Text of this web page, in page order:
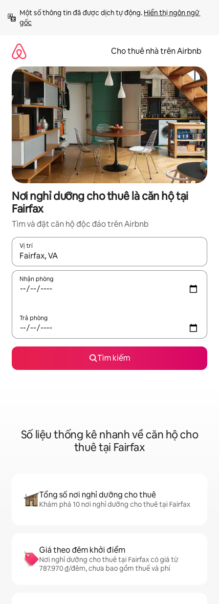
đến
Một số thông tin đã được dịch tự động. Hiển thị ngôn ngữ
gốc
Cho thuê nhà trên Airbnb
Nơi nghỉ dưỡng cho thuê là căn hộ tại
Fairfax
Tìm và đặt căn hộ độc đáo trên Airbnb
Vị trí
Khi có kết quả, hãy điều hướng bằng phím mũi tên lên và
Nhận phòng
Trả phòng
Tìm kiếm
Số liệu thống kê nhanh về căn hộ cho
thuê tại Fairfax
Tổng số nơi nghỉ dưỡng cho thuê
Khám phá 10 nơi nghỉ dưỡng cho thuê tại Fairfax
Giá theo đêm khởi điểm
Nơi nghỉ dưỡng cho thuê tại Fairfax có giá từ
787.970 ₫/đêm, chưa bao gồm thuế và phí